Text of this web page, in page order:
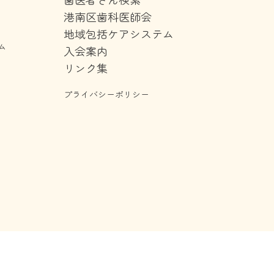
港南区歯科医師会
地域包括ケアシステム
入会案内
リンク集
プライバシーポリシー